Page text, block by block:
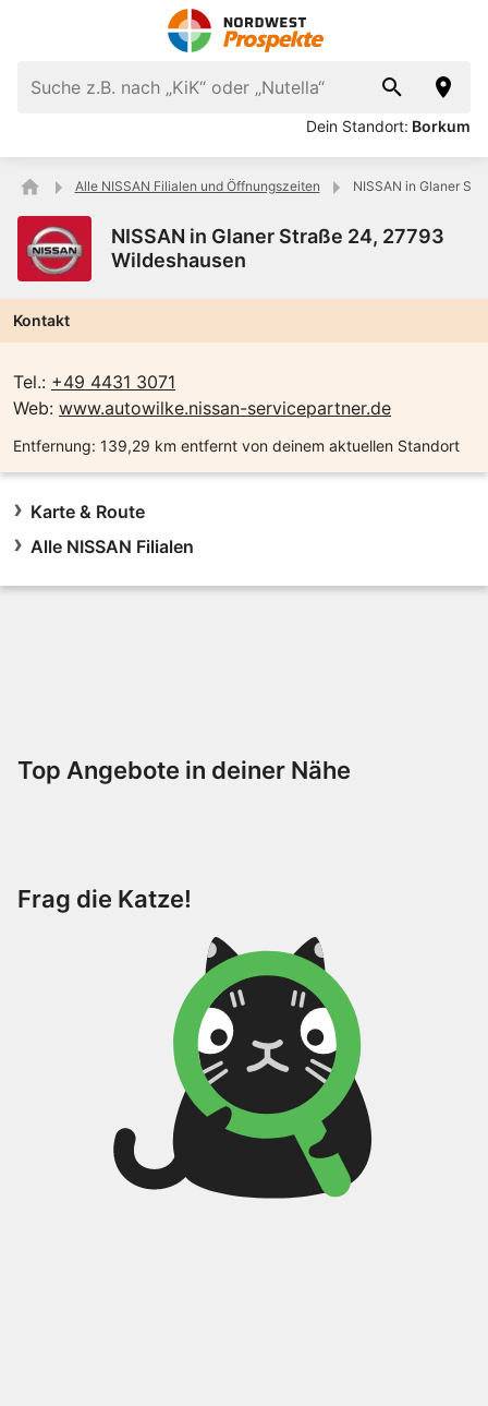
Dein Standort: Borkum
Alle NISSAN Filialen und Öffnungszeiten NISSAN in Glaner
NISSAN in Glaner Straße 24, 27793
Wildeshausen
Kontakt
Tel.: +49 4431 3071
Web: www.autowilke.nissan-servicepartner.de
Entfernung: 139,29 km entfernt von deinem aktuellen Standort
Karte & Route
Alle NISSAN Filialen
Top Angebote in deiner Nähe
Frag die Katze!